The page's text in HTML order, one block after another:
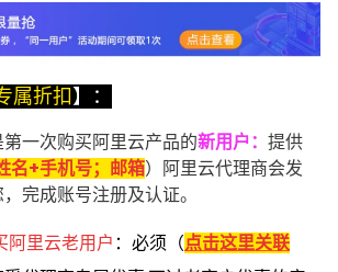
属折扣】：
一次购买阿里云产品的新用户 ： 提供
名+手机号；邮箱）阿里云代理商会发
完成账号注册及认证。
阿里云老用户 ： 必须 （点击这里关联